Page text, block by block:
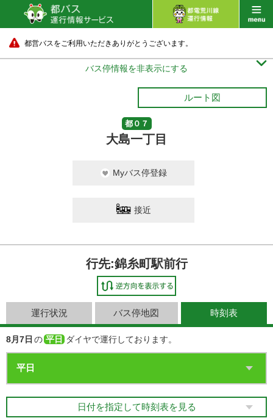
都営バスをご利用いただきありがとうございます。
バス停情報を非表示にする 
ルート図
都０７
大島一丁目
Myバス停登録
接近
行先:錦糸町駅前行
運行状況 バス停地図 時刻表
8月7日 の 平日 ダイヤで運行しております。
日付を指定して時刻表を見る